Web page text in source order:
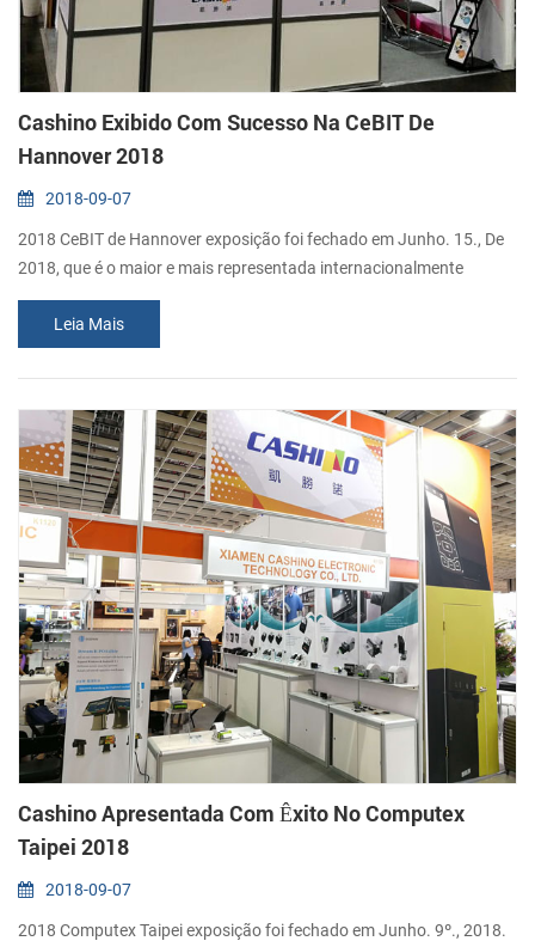
Cashino Exibido Com Sucesso Na CeBIT De
Hannover 2018
2018-09-07
2018 CeBIT de Hannover exposição foi fechado em Junho. 15., De
2018, que é o maior e mais representada internacionalmente
exposição computador. Como um profissional provedor de
soluções de impressão, Cashino expostos todos os tipos de micro
impressoras com sucesso e atraiu muitos clientes para nosso
estande para as de boa qualidade. Os mais populares da
impressora em esta exposição deve ser Quiosq...
Leia Mais
Cashino Apresentada Com Êxito No Computex
Taipei 2018
2018-09-07
2018 Computex Taipei exposição foi fechado em Junho. 9º., 2018.